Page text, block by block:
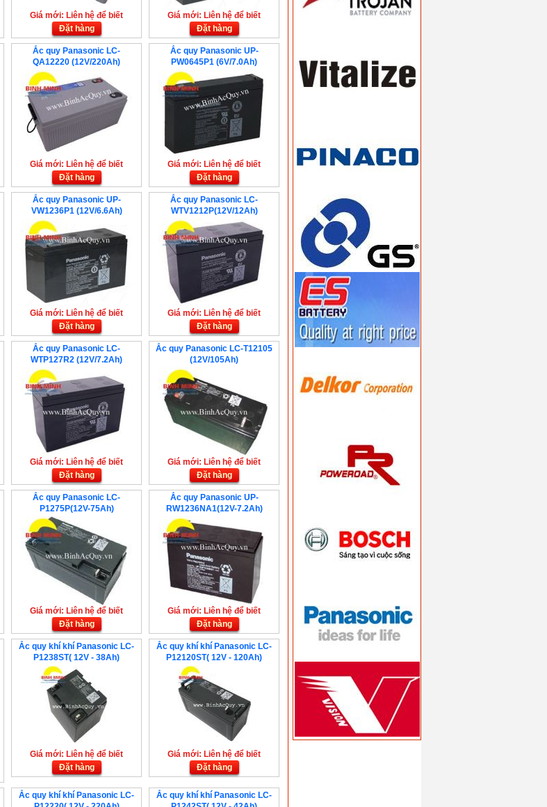
Giá mới: Liên hệ để biết
Đặt hàng
Giá mới: Liên hệ để biết
Đặt hàng
Ắc quy Panasonic LC-
QA12220 (12V/220Ah)
Giá mới: Liên hệ để biết
Đặt hàng
Ắc quy Panasonic UP-
PW0645P1 (6V/7.0Ah)
Giá mới: Liên hệ để biết
Đặt hàng
Ắc quy Panasonic UP-
VW1236P1 (12V/6.6Ah)
Giá mới: Liên hệ để biết
Đặt hàng
Ắc quy Panasonic LC-
WTV1212P(12V/12Ah)
Giá mới: Liên hệ để biết
Đặt hàng
Ắc quy Panasonic LC-
WTP127R2 (12V/7.2Ah)
Giá mới: Liên hệ để biết
Đặt hàng
Ắc quy Panasonic LC-T12105
(12V/105Ah)
Giá mới: Liên hệ để biết
Đặt hàng
Ắc quy Panasonic LC-
P1275P(12V-75Ah)
Giá mới: Liên hệ để biết
Đặt hàng
Ắc quy Panasonic UP-
RW1236NA1(12V-7.2Ah)
Giá mới: Liên hệ để biết
Đặt hàng
Ắc quy khí khí Panasonic LC-
P1238ST( 12V - 38Ah)
Giá mới: Liên hệ để biết
Đặt hàng
Ắc quy khí khí Panasonic LC-
P12120ST( 12V - 120Ah)
Giá mới: Liên hệ để biết
Đặt hàng
Ắc quy khí khí Panasonic LC-
Ắc quy khí khí Panasonic LC-